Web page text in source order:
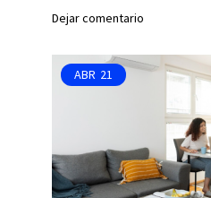
Dejar comentario
ABR 21